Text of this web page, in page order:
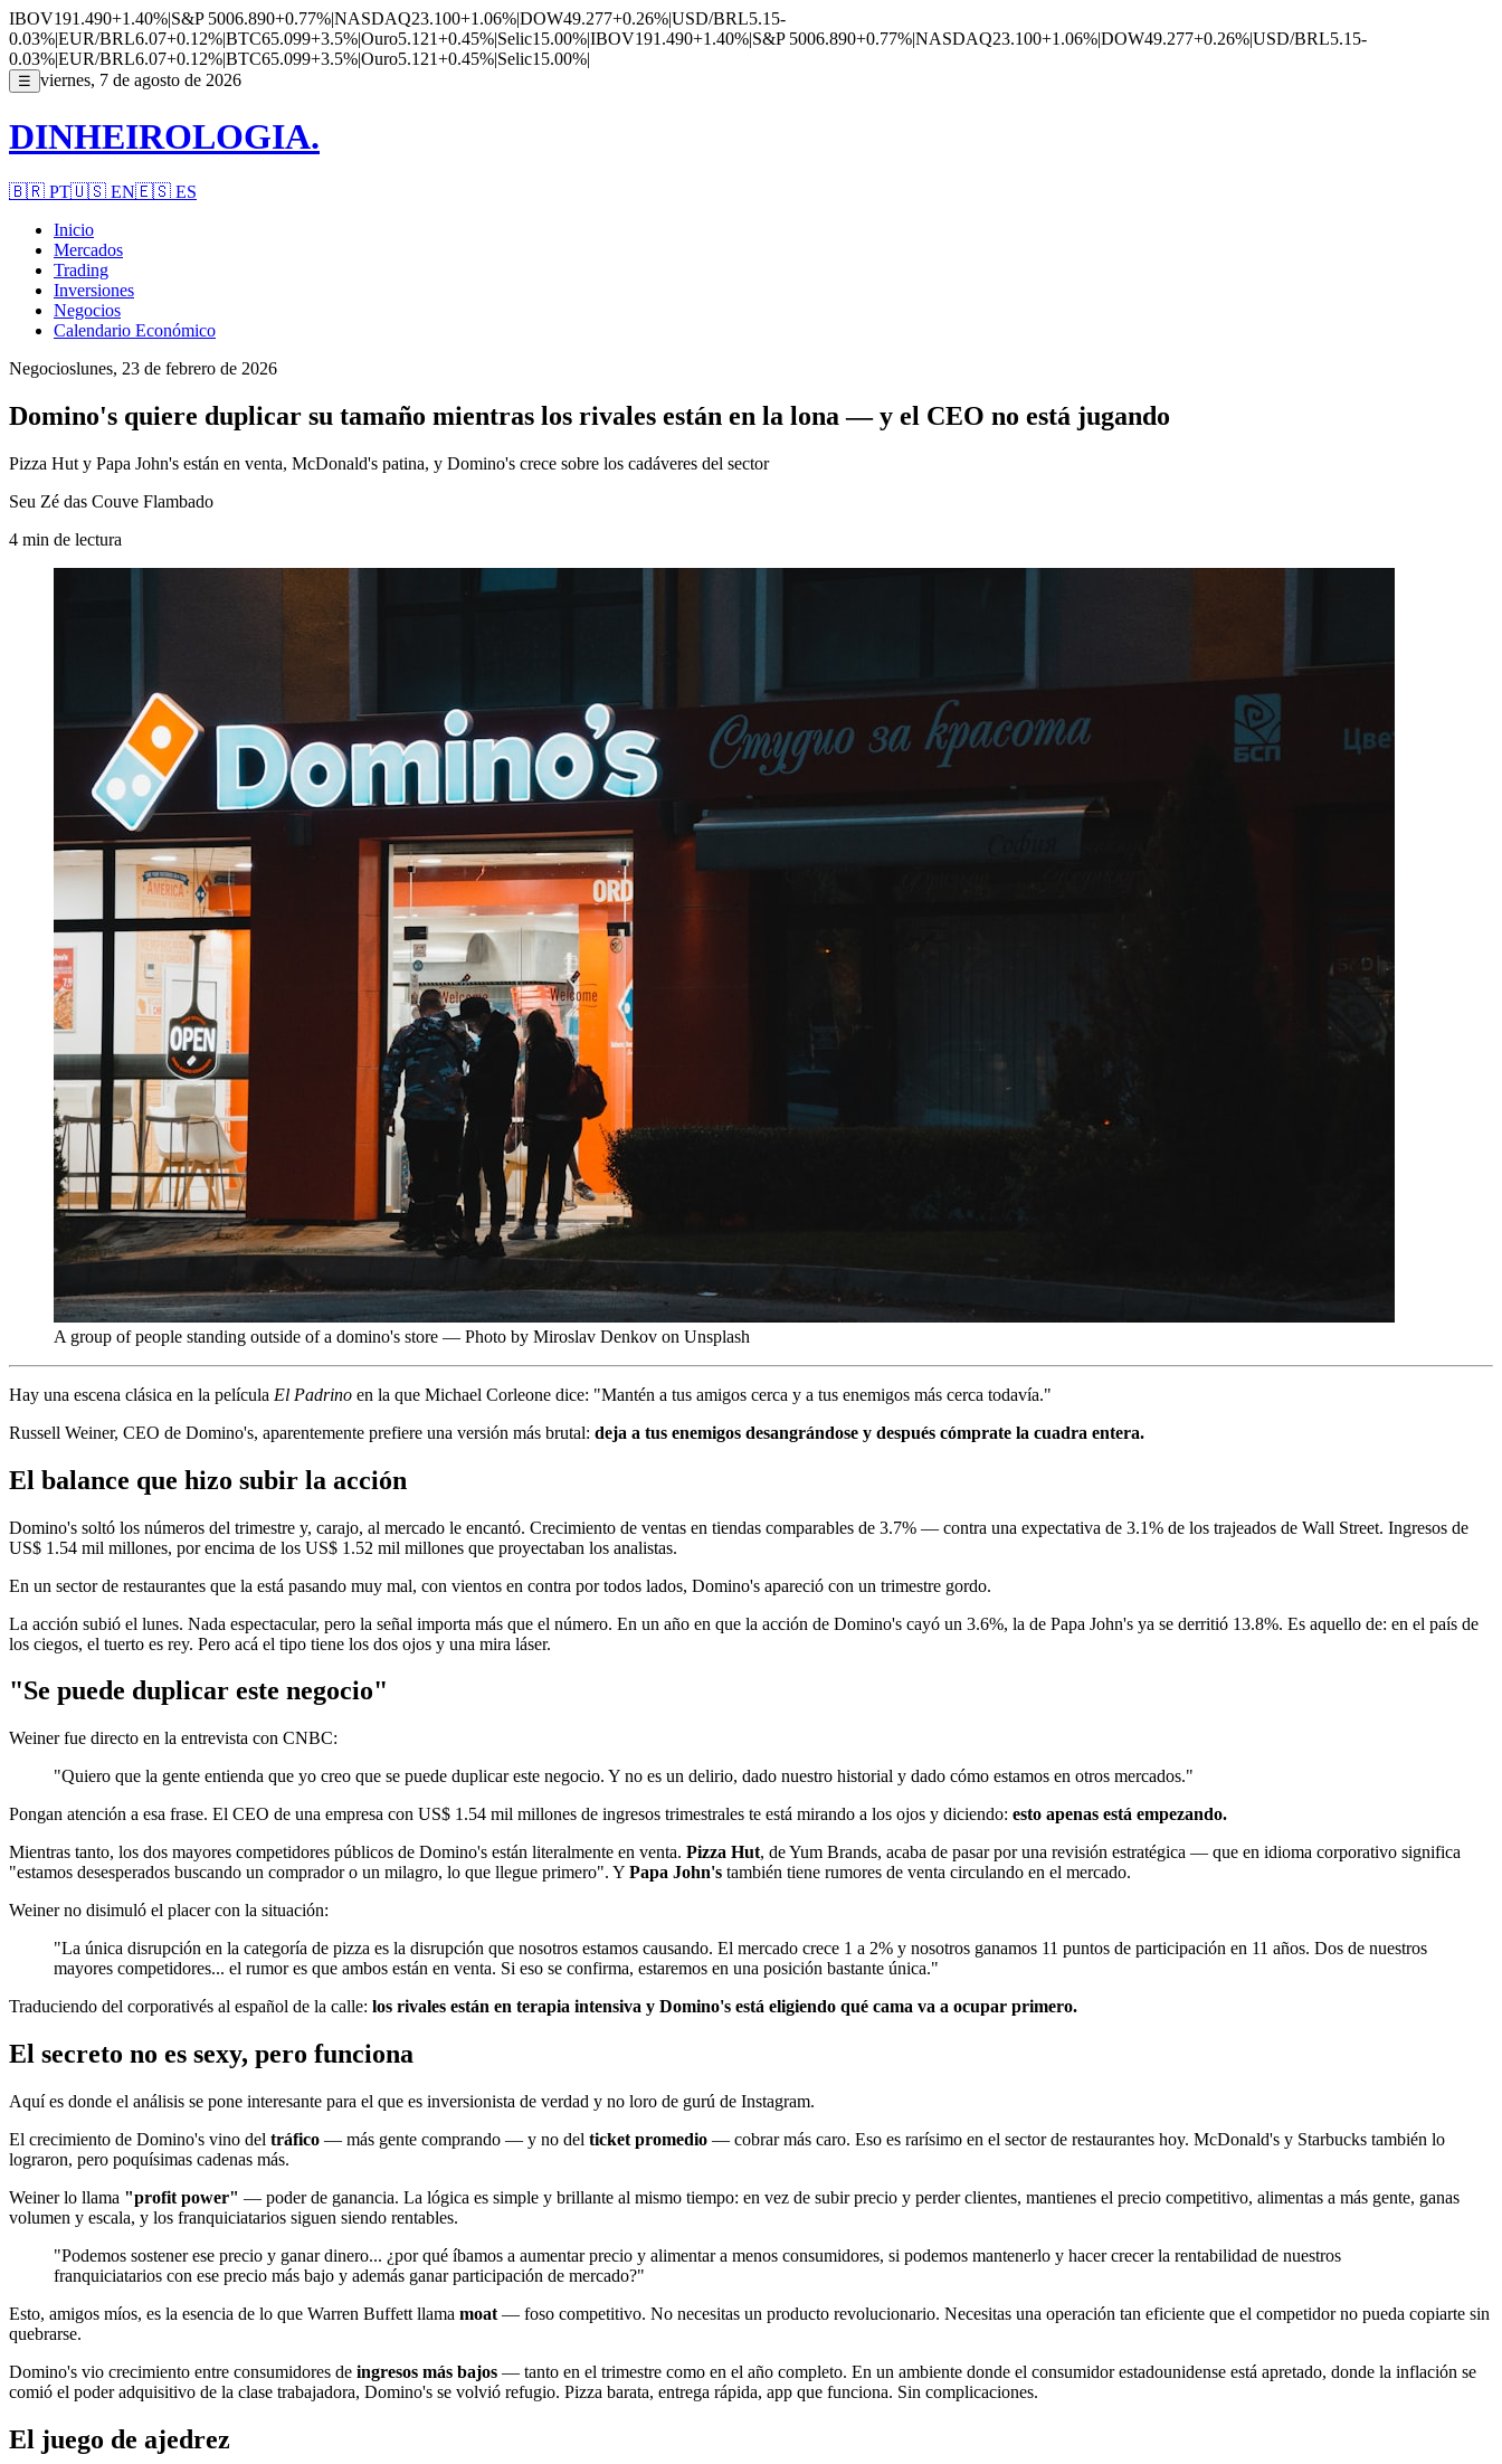
IBOV191.490+1.40%|S&P 5006.890+0.77%|NASDAQ23.100+1.06%|DOW49.277+0.26%|USD/BRL5.15-
0.03%|EUR/BRL6.07+0.12%|BTC65.099+3.5%|Ouro5.121+0.45%|Selic15.00%|IBOV191.490+1.40%|S&P 5006.890+0.77%|NASDAQ23.100+1.06%|DOW49.277+0.26%|USD/BRL5.15-
0.03%|EUR/BRL6.07+0.12%|BTC65.099+3.5%|Ouro5.121+0.45%|Selic15.00%|
☰ viernes, 7 de agosto de 2026
DINHEIROLOGIA.
🇧🇷 PT🇺🇸 EN🇪🇸 ES
Inicio
Mercados
Trading
Inversiones
Negocios
Calendario Económico
Negocioslunes, 23 de febrero de 2026
Domino's quiere duplicar su tamaño mientras los rivales están en la lona — y el CEO no está jugando
Pizza Hut y Papa John's están en venta, McDonald's patina, y Domino's crece sobre los cadáveres del sector
Seu Zé das Couve Flambado
4 min de lectura
A group of people standing outside of a domino's store — Photo by Miroslav Denkov on Unsplash
Hay una escena clásica en la película El Padrino en la que Michael Corleone dice: "Mantén a tus amigos cerca y a tus enemigos más cerca todavía."
Russell Weiner, CEO de Domino's, aparentemente prefiere una versión más brutal: deja a tus enemigos desangrándose y después cómprate la cuadra entera.
El balance que hizo subir la acción
Domino's soltó los números del trimestre y, carajo, al mercado le encantó. Crecimiento de ventas en tiendas comparables de 3.7% — contra una expectativa de 3.1% de los trajeados de Wall Street. Ingresos de
US$ 1.54 mil millones, por encima de los US$ 1.52 mil millones que proyectaban los analistas.
En un sector de restaurantes que la está pasando muy mal, con vientos en contra por todos lados, Domino's apareció con un trimestre gordo.
La acción subió el lunes. Nada espectacular, pero la señal importa más que el número. En un año en que la acción de Domino's cayó un 3.6%, la de Papa John's ya se derritió 13.8%. Es aquello de: en el país de
los ciegos, el tuerto es rey. Pero acá el tipo tiene los dos ojos y una mira láser.
"Se puede duplicar este negocio"
Weiner fue directo en la entrevista con CNBC:
"Quiero que la gente entienda que yo creo que se puede duplicar este negocio. Y no es un delirio, dado nuestro historial y dado cómo estamos en otros mercados."
Pongan atención a esa frase. El CEO de una empresa con US$ 1.54 mil millones de ingresos trimestrales te está mirando a los ojos y diciendo: esto apenas está empezando.
Mientras tanto, los dos mayores competidores públicos de Domino's están literalmente en venta. Pizza Hut, de Yum Brands, acaba de pasar por una revisión estratégica — que en idioma corporativo significa
"estamos desesperados buscando un comprador o un milagro, lo que llegue primero". Y Papa John's también tiene rumores de venta circulando en el mercado.
Weiner no disimuló el placer con la situación:
"La única disrupción en la categoría de pizza es la disrupción que nosotros estamos causando. El mercado crece 1 a 2% y nosotros ganamos 11 puntos de participación en 11 años. Dos de nuestros
mayores competidores... el rumor es que ambos están en venta. Si eso se confirma, estaremos en una posición bastante única."
Traduciendo del corporativés al español de la calle: los rivales están en terapia intensiva y Domino's está eligiendo qué cama va a ocupar primero.
El secreto no es sexy, pero funciona
Aquí es donde el análisis se pone interesante para el que es inversionista de verdad y no loro de gurú de Instagram.
El crecimiento de Domino's vino del tráfico — más gente comprando — y no del ticket promedio — cobrar más caro. Eso es rarísimo en el sector de restaurantes hoy. McDonald's y Starbucks también lo
lograron, pero poquísimas cadenas más.
Weiner lo llama "profit power" — poder de ganancia. La lógica es simple y brillante al mismo tiempo: en vez de subir precio y perder clientes, mantienes el precio competitivo, alimentas a más gente, ganas
volumen y escala, y los franquiciatarios siguen siendo rentables.
"Podemos sostener ese precio y ganar dinero... ¿por qué íbamos a aumentar precio y alimentar a menos consumidores, si podemos mantenerlo y hacer crecer la rentabilidad de nuestros
franquiciatarios con ese precio más bajo y además ganar participación de mercado?"
Esto, amigos míos, es la esencia de lo que Warren Buffett llama moat — foso competitivo. No necesitas un producto revolucionario. Necesitas una operación tan eficiente que el competidor no pueda copiarte sin
quebrarse.
Domino's vio crecimiento entre consumidores de ingresos más bajos — tanto en el trimestre como en el año completo. En un ambiente donde el consumidor estadounidense está apretado, donde la inflación se
comió el poder adquisitivo de la clase trabajadora, Domino's se volvió refugio. Pizza barata, entrega rápida, app que funciona. Sin complicaciones.
El juego de ajedrez